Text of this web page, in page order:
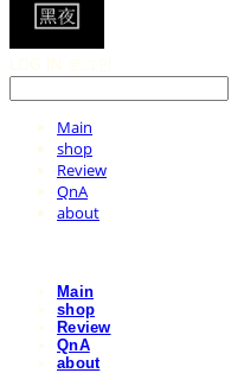
Main
shop
Review
QnA
about
Main
shop
Review
QnA
about